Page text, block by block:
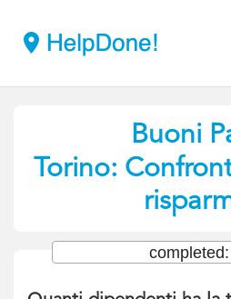
Buoni
Torino: